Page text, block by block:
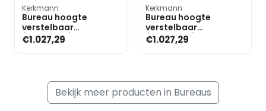
Kerkmann
Bureau hoogte
verstelbaar
(elektrisch) »Move 4«
200 cm T-poot
€1.027,29
Kerkmann
Bureau hoogte
verstelbaar
(elektrisch) »Move 4«
200 cm T-poot
€1.027,29
Bekijk meer producten in Bureaus